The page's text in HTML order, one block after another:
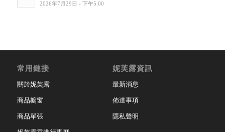
2026年7月29日 - 下午5:00
常用鏈接
關於妮芙露
商品櫥窗
商品單張
妮芙露資訊
最新消息
佈達事項
隱私聲明